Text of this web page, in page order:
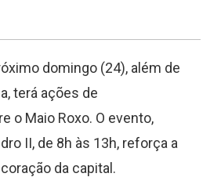
domingo (24), além de
terá ações de
o Maio Roxo. O evento,
II, de 8h às 13h, reforça a
da capital.